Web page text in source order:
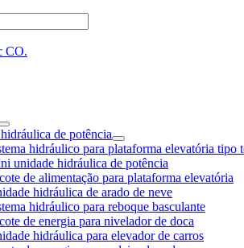
de potência
hidráulico para plataforma elevatória tipo
unidade hidráulica de potência
de alimentação para plataforma elevatória
hidráulica de arado de neve
hidráulico para reboque basculante
de energia para nivelador de doca
hidráulica para elevador de carros